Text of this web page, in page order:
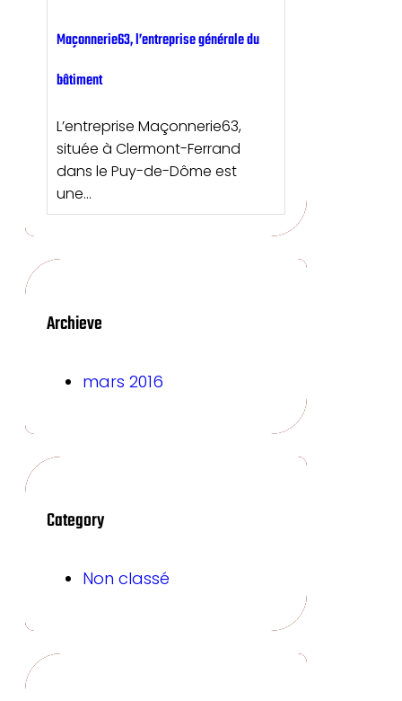
Maçonnerie63, l’entreprise générale du
bâtiment
L’entreprise Maçonnerie63,
située à Clermont-Ferrand
dans le Puy-de-Dôme est
une…
Archieve
mars 2016
Category
Non classé